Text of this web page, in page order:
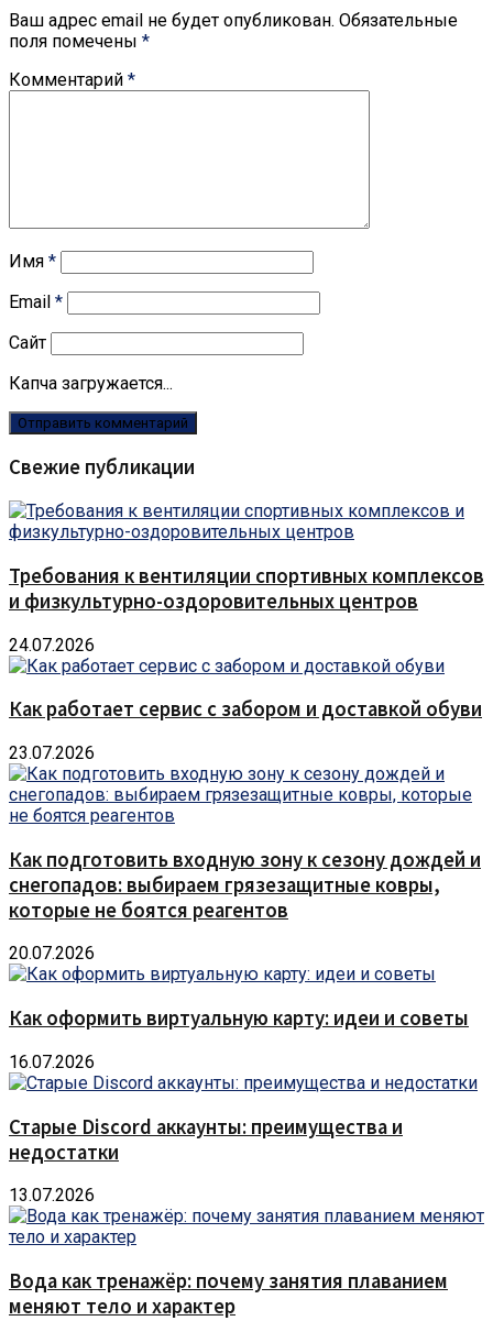
Ваш адрес email не будет опубликован. Обязательные
поля помечены *
Комментарий *
Имя *
Email *
Сайт
Капча загружается...
Свежие публикации
Требования к вентиляции спортивных комплексов
и физкультурно-оздоровительных центров
24.07.2026
Как работает сервис с забором и доставкой обуви
23.07.2026
Как подготовить входную зону к сезону дождей и
снегопадов: выбираем грязезащитные ковры,
которые не боятся реагентов
20.07.2026
Как оформить виртуальную карту: идеи и советы
16.07.2026
Старые Discord аккаунты: преимущества и
недостатки
13.07.2026
Вода как тренажёр: почему занятия плаванием
меняют тело и характер